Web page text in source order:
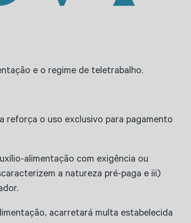
e o regime de teletrabalho.
reforça o uso exclusivo para pagamento
alimentação com exigência ou
a natureza pré-paga e iii)
acarretará multa estabelecida